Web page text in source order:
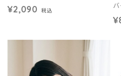
¥2,090 税込